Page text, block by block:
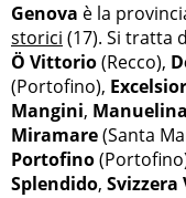
Genova è la
storici (17). Si tratta
Ö Vittorio(Recco),
(Portofino),
Mangini, Manuelina
Miramare(Santa
Portofino
Splendido, Svizzera